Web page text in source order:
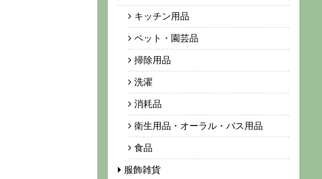
キッチン用品
ペット・園芸品
掃除用品
洗濯
消耗品
衛生用品・オーラル・バス用品
食品
服飾雑貨